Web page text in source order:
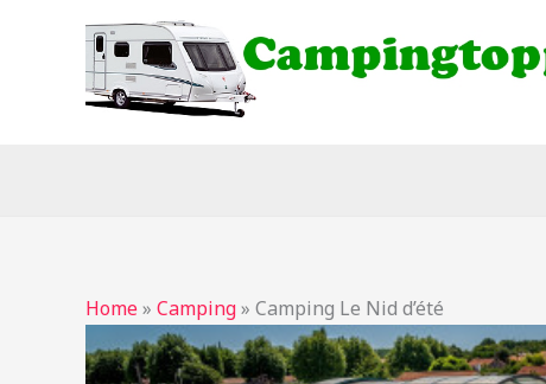
Home» Camping» Camping Le Nid d’été